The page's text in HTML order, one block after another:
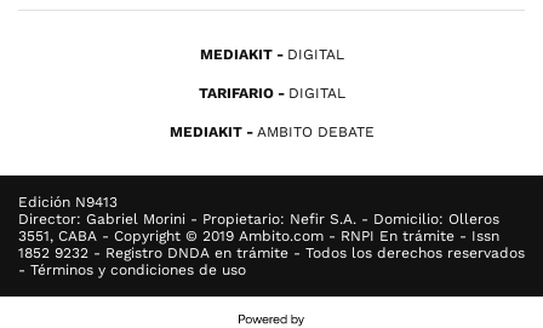
MEDIAKIT DIGITAL
TARIFARIO DIGITAL
MEDIAKIT AMBITO DEBATE
Edición N9413
Director: Gabriel Morini - Propietario: Nefir S.A. - Domicilio: Olleros
3551, CABA - Copyright © 2019 Ambito.com - RNPI En trámite - Issn
1852 9232 - Registro DNDA en trámite - Todos los derechos reservados
- Términos y condiciones de uso